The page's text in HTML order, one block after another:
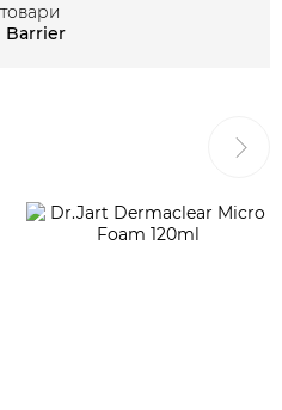
Barrier